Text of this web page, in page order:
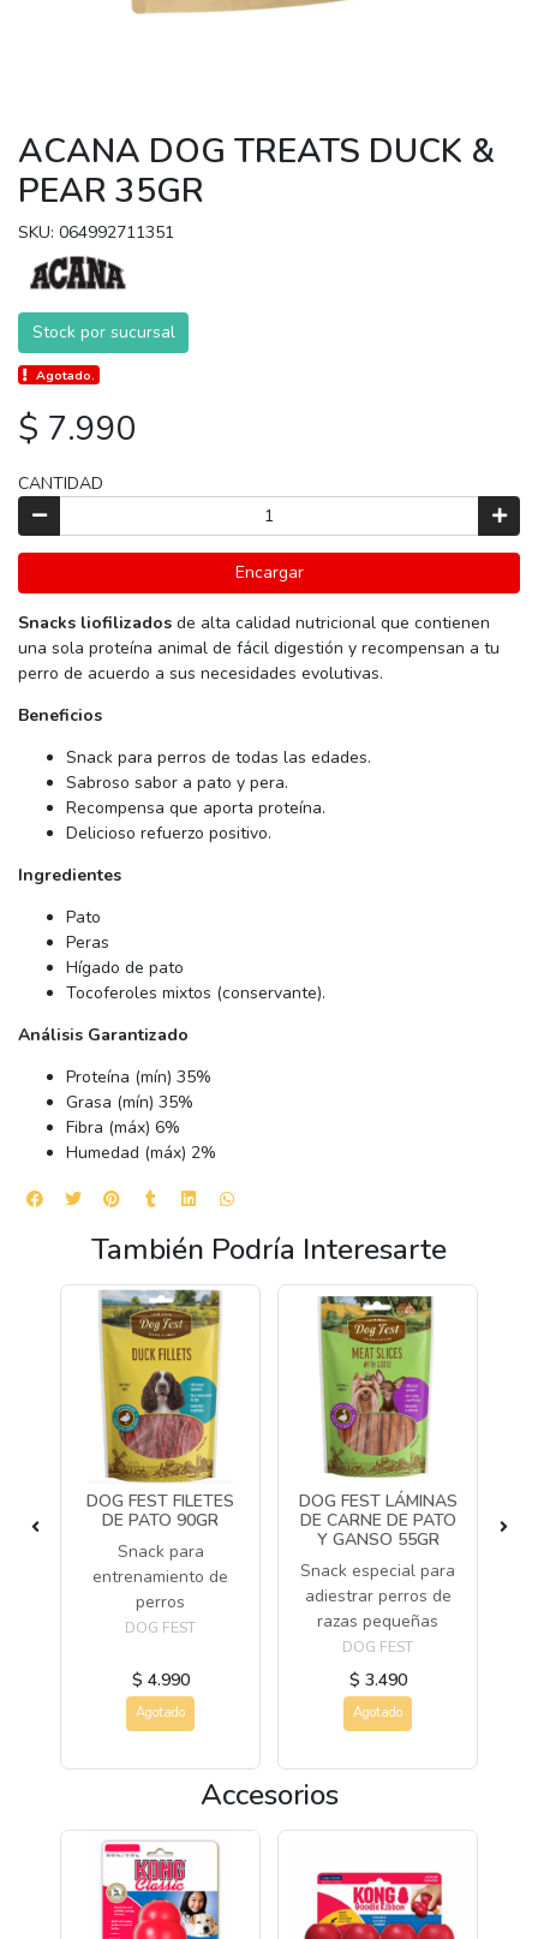
ACANA DOG TREATS DUCK &
PEAR 35GR
SKU: 064992711351
Stock por sucursal
Agotado.
$ 7.990
CANTIDAD
Encargar
Snacks liofilizados de alta calidad nutricional que contienen
una sola proteína animal de fácil digestión y recompensan a tu
perro de acuerdo a sus necesidades evolutivas.
Beneficios
Snack para perros de todas las edades.
Sabroso sabor a pato y pera.
Recompensa que aporta proteína.
Delicioso refuerzo positivo.
Ingredientes
Pato
Peras
Hígado de pato
Tocoferoles mixtos (conservante).
Análisis Garantizado
Proteína (mín) 35%
Grasa (mín) 35%
Fibra (máx) 6%
Humedad (máx) 2%
También Podría Interesarte
DOG FEST FILETES
DE PATO 90GR
Snack para
entrenamiento de
perros
DOG FEST
$ 4.990
Agotado
DOG FEST LÁMINAS
DE CARNE DE PATO
Y GANSO 55GR
Snack especial para
adiestrar perros de
razas pequeñas
DOG FEST
$ 3.490
Agotado
Accesorios